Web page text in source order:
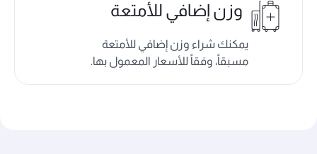
وزن إضافي للأمتعة
يمكنك شراء وزن إضافي للأمتعة
مسبقاً، وفقاً للأسعار المعمول بها.